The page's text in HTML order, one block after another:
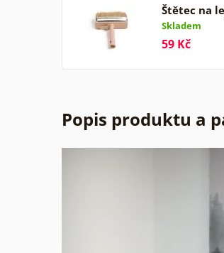
Štětec na
Skladem
59 Kč
Popis produktu a